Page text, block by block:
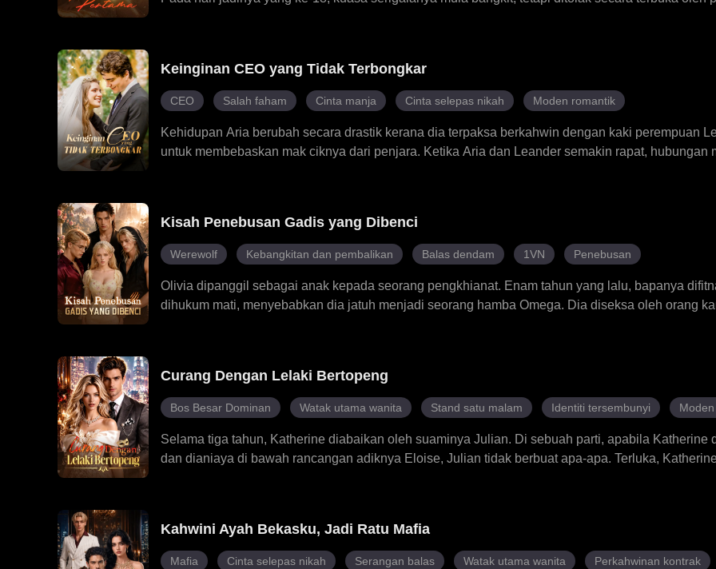
sumpahan yang dikenakan oleh putera perampas takhta. Dengan Anthony di sisinya, Elian
undang-undang kuno yang hanya membenarkan wanita menjadi Luna. Dari seorang hamba
raja, Elian menulis semula peraturan negara dan mengukuhkan tempatnya di sisi putera yang
Keinginan CEO yang Tidak Terbongkar
CEO Salah faham Cinta manja Cinta selepas nikah Moden romantik
Kehidupan Aria berubah secara drastik kerana dia terpaksa berkahwin dengan kaki perempuan
untuk membebaskan mak ciknya dari penjara. Ketika Aria dan Leander semakin rapat, hubungan
kerana keikhlasannya atau dia sendiri hanya alat dalam permainan yang lebih besar.
Kisah Penebusan Gadis yang Dibenci
Werewolf Kebangkitan dan pembalikan Balas dendam 1VN Penebusan
Olivia dipanggil sebagai anak kepada seorang pengkhianat. Enam tahun yang lalu, bapanya
dihukum mati, menyebabkan dia jatuh menjadi seorang hamba Omega. Dia diseksa oleh orang
dirinya. Apabila ancaman sebenar muncul, Olivia terpaksa membuat pilihan—sama ada membenci
memberi penyelamatan.
Curang Dengan Lelaki Bertopeng
Bos Besar Dominan Watak utama wanita Stand satu malam Identiti tersembunyi
Selama tiga tahun, Katherine diabaikan oleh suaminya Julian. Di sebuah parti, apabila Katherine
dan dianiaya di bawah rancangan adiknya Eloise, Julian tidak berbuat apa-apa. Terluka,
gila dengan wanita yang tidak pernah dilihatnya. Di tengah-tengah muslihat Louisa dan tipu
pembohongan dan rasa cinta bertembung. Apabila topeng Encik A akhirnya jatuh, semua tembok
Kahwini Ayah Bekasku, Jadi Ratu Mafia
Mafia Cinta selepas nikah Serangan balas Watak utama wanita Perkahwinan kontrak